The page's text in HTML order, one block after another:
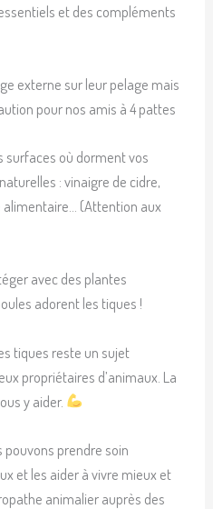
et des compléments
externe sur leur pelage mais
pour nos amis à 4 pattes
surfaces où dorment vos
: vinaigre de cidre,
(Attention aux
avec des plantes
adorent les tiques !
tiques reste un sujet
propriétaires d’animaux. La
y aider.
prendre soin
et les aider à vivre mieux et
animalier auprès des